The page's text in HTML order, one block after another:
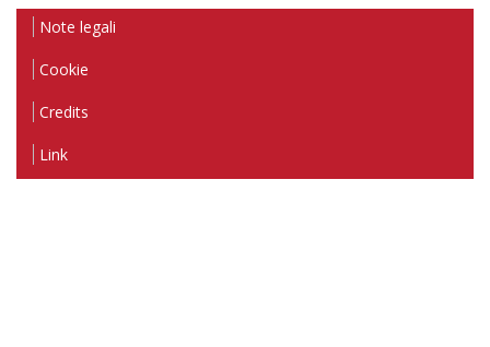
Note legali
Cookie
Credits
Link